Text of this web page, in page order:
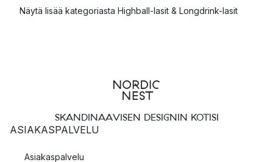
Näytä lisää kategoriasta Highball-lasit & Longdrink-lasit
SKANDINAAVISEN DESIGNIN KOTISI
ASIAKASPALVELU
Asiakaspalvelu